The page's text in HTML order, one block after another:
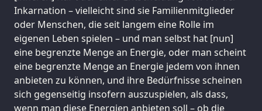
Inkarnation – vielleicht sind sie Familienmitglieder
oder Menschen, die seit langem eine Rolle im
eigenen Leben spielen – und man selbst hat [nun]
eine begrenzte Menge an Energie, oder man scheint
eine begrenzte Menge an Energie jedem von ihnen
anbieten zu können, und ihre Bedürfnisse scheinen
sich gegenseitig insofern auszuspielen, als dass,
wenn man diese Energien anbieten soll – ob die